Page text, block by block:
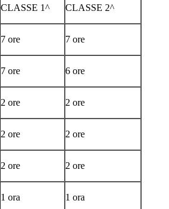
CLASSE 1^ CLASSE 2^
7 ore 7 ore
7 ore 6 ore
2 ore 2 ore
2 ore 2 ore
2 ore 2 ore
1 ora 1 ora